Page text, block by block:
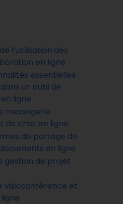
l’utilisation des
en ligne
essentielles
un outil de
ligne
messagerie
de chat en ligne
de partage de
en ligne
gestion de projet
visioconférence et